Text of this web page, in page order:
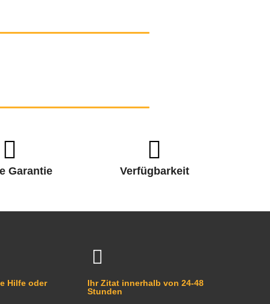
Garantie Verfügbarkeit
Hilfe oder
Ihr Zitat innerhalb von 24-48
Stunden